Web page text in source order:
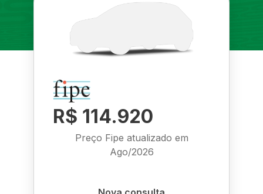
R$ 114.920
Preço Fipe atualizado em
Ago/2026